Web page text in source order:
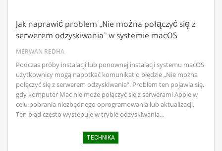
Jak naprawić problem „Nie można połączyć się z
serwerem odzyskiwania” w systemie macOS
MERWAN REDHA
Podczas próby instalacji lub ponownej instalacji systemu macOS
użytkownicy mogą napotkać komunikat o błędzie „Nie można
połączyć się z serwerem odzyskiwania”. Problem ten pojawia się,
gdy komputer Mac nie może połączyć się z serwerami Apple w
celu pobrania niezbędnego oprogramowania lub aktualizacji.
Ten błąd często występuje w trybie odzyskiwania…
TECHNIKA